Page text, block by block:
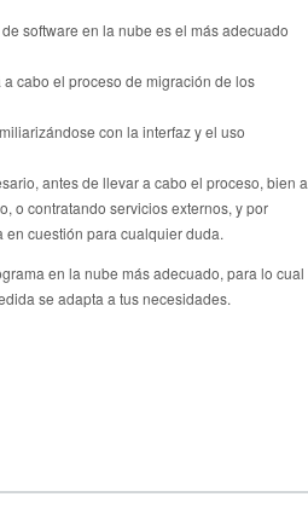
software en la nube es el más adecuado
cabo el proceso de migración de los
con la interfaz y el uso
antes de llevar a cabo el proceso, bien a
o contratando servicios externos, y por
cuestión para cualquier duda.
en la nube más adecuado, para lo cual
se adapta a tus necesidades.